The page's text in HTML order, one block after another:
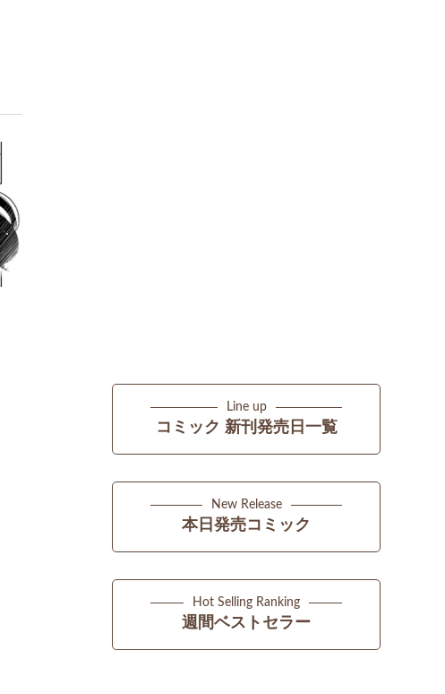
Line up
コミック 新刊発売日一覧
New Release
本日発売コミック
Hot Selling Ranking
週間ベストセラー